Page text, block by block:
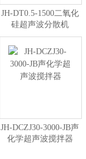
JH-DT0.5-1500二氧化
硅超声波分散机
JH-DCZJ30-3000-JB声
化学超声波搅拌器